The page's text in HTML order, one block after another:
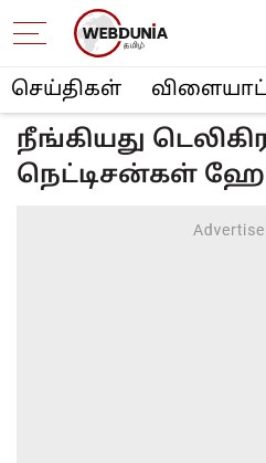
செய்திகள்
நீங்கியது
நெட்டிசன்கள்